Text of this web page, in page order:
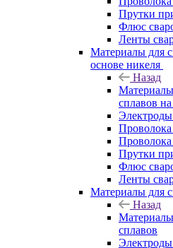
Прутки
Флюс
Ленты
Материалы для
основе никеля
Назад
сплавов
Прутки
Флюс
Ленты
Материалы для
Назад
сплавов